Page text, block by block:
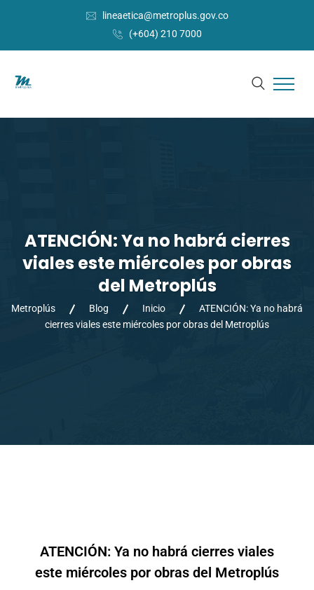
lineaetica@metroplus.gov.co
(+604) 210 7000
ATENCIÓN: Ya no habrá cierres
viales este miércoles por obras
del Metroplús
Metroplús Blog Inicio
ATENCIÓN: Ya no habrá
cierres viales este miércoles por obras del Metroplús
ATENCIÓN: Ya no habrá cierres viales
este miércoles por obras del Metroplús